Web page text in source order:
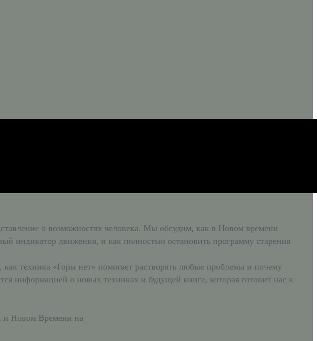
о возможностях человека. Мы обсудим, как в Новом времени
движения, и как полностью остановить программу старения
техника «Горы нет» помогает растворять любые проблемы и почему
информацией о новых техниках и будущей книге, которая готовит нас к
и Новом Времени на